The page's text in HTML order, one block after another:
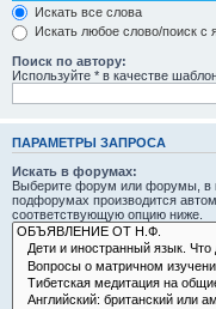
Искать все слова
Искать любое слово/поиск с
Поиск по автору:
Используйте * в качестве
ПАРАМЕТРЫ ЗАПРОСА
Искать в форумах:
Выберите форум или форумы, в
подфорумах производится
соответствующую опцию ниже.